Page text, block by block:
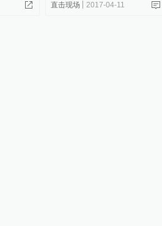
直击现场 2017-04-11